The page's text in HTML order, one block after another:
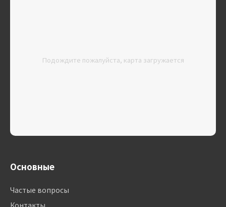
Подождите пожалуйста, карта загружается
Основные
Частые вопросы
Контакты